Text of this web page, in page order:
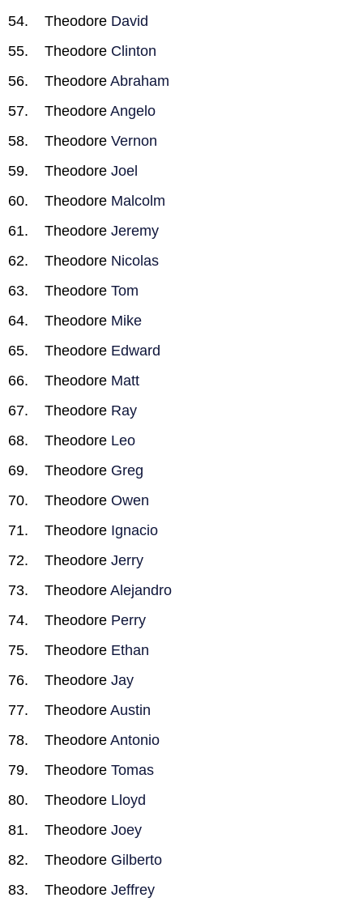
Theodore David
Theodore Clinton
Theodore Abraham
Theodore Angelo
Theodore Vernon
Theodore Joel
Theodore Malcolm
Theodore Jeremy
Theodore Nicolas
Theodore Tom
Theodore Mike
Theodore Edward
Theodore Matt
Theodore Ray
Theodore Leo
Theodore Greg
Theodore Owen
Theodore Ignacio
Theodore Jerry
Theodore Alejandro
Theodore Perry
Theodore Ethan
Theodore Jay
Theodore Austin
Theodore Antonio
Theodore Tomas
Theodore Lloyd
Theodore Joey
Theodore Gilberto
Theodore Jeffrey